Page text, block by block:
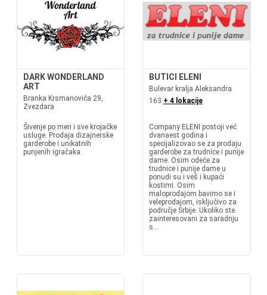
DARK WONDERLAND
ART
Branka Krsmanovića 29,
Zvezdara
Šivenje po meri i sve krojačke
usluge. Prodaja dizajnerske
garderobe i unikatnih
punjenih igračaka.
BUTICI ELENI
Bulevar kralja Aleksandra
163 + 4 lokacije
Company ELENI postoji već
dvanaest godina i
specijalizovao se za prodaju
garderobe za trudnice i punije
dame. Osim odeće za
trudnice i punije dame u
ponudi su i veš i kupaći
kostimi. Osim
maloprodajom bavimo se i
veleprodajom, isključivo za
područje Srbije. Ukoliko ste
zainteresovani za saradnju
s...